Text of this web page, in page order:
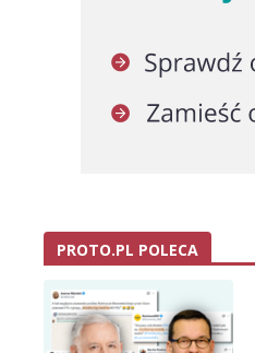
PROTO.PL POLECA